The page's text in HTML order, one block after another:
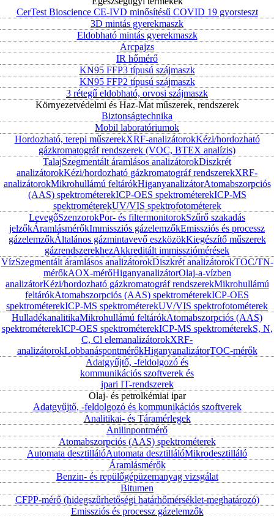
CerTest Bioscience CE-IVD minősítésű COVID 19 gyorsteszt
3D mintás gyerekmaszk
Eldobható mintás gyerekmaszk
Arcpajzs
IR hőmérő
KN95 FFP3 típusú szájmaszk
KN95 FFP2 típusú szájmaszk
3 rétegű eldobható, orvosi szájmaszk
Környezetvédelmi és Haz-Mat műszerek, rendszerek
Biztonságtechnika
Mobil laboratóriumok
Hordozható, terepi műszerekXRF-analizátorokKézi/hordozható
gázkromatográf rendszerek (VOC, BTEX analízis)
TalajSzegmentált áramlásos analizátorokDiszkrét
analizátorokKézi/hordozható gázkromatográf rendszerekXRF-
analizátorokMikrohullámú feltárókHiganyanalizátorAtomabszorpciós
(AAS) spektrométerekICP-OES spektrométerekICP-MS
spektrométerekUV/VIS spektrofotométerek
LevegőSzenzorokPor- és filtermonitorokSzűrő szakadás
jelzőkÁramlásmérőkImmissziós gázelemzőkEmissziós és processz
gázelemzőkÁltalános gázmintavevő eszközökKiegészítő műszerek
gázrendszerekhezAkkreditált immissziómérések
VízSzegmentált áramlásos analizátorokDiszkrét analizátorokTOC/TN-
mérőkAOX-mérőHiganyanalizátorOlaj-a-vízben
analizátorKézi/hordozható gázkromatográf rendszerekMikrohullámú
feltárókAtomabszorpciós (AAS) spektrométerekICP-OES
spektrométerekICP-MS spektrométerekUV/VIS spektrofotométerek
HulladékanalitikaMikrohullámú feltárókAtomabszorpciós (AAS)
spektrométerekICP-OES spektrométerekICP-MS spektrométerekS, N,
C, Cl elemanalizátorokXRF-
analizátorokLobbanáspontmérőkHiganyanalizátorTOC-mérők
Adatgyűjtő, -feldolgozó és
kommunikációs szoftverek és
ipari IT-rendszerek
Olaj- és petrolkémiai ipar
Adatgyűjtő, -feldolgozó és kommunikációs szoftverek
Analitikai- és Táramérlegek
Anilinpontmérő
Atomabszorpciós (AAS) spektrométerek
Automata desztillálóAutomata desztillálóMikrodesztilláló
Áramlásmérők
Benzin- és repülőgépüzemanyag vizsgálat
Bitumen
CFPP-mérő (hidegszűrhetőségi határhőmérséklet-meghatározó)
Emissziós és processz gázelemzők